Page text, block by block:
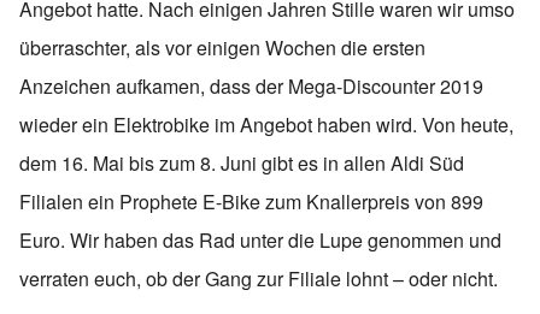
Angebot hatte. Nach einigen Jahren Stille waren wir umso
überraschter, als vor einigen Wochen die ersten
Anzeichen aufkamen, dass der Mega-Discounter 2019
wieder ein Elektrobike im Angebot haben wird. Von heute,
dem 16. Mai bis zum 8. Juni gibt es in allen Aldi Süd
Filialen ein Prophete E-Bike zum Knallerpreis von 899
Euro. Wir haben das Rad unter die Lupe genommen und
verraten euch, ob der Gang zur Filiale lohnt – oder nicht.